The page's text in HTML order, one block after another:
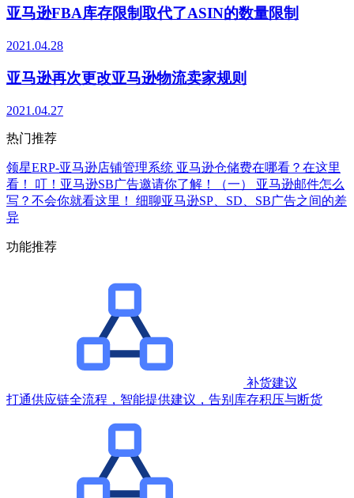
亚马逊FBA库存限制取代了ASIN的数量限制
2021.04.28
亚马逊再次更改亚马逊物流卖家规则
2021.04.27
热门推荐
领星ERP-亚马逊店铺管理系统 亚马逊仓储费在哪看？在这里
看！
叮！亚马逊SB广告邀请你了解！（一）
亚马逊邮件怎么
写？不会你就看这里！
细聊亚马逊SP、SD、SB广告之间的差
异
功能推荐
补货建议
打通供应链全流程，智能提供建议，告别库存积压与断货